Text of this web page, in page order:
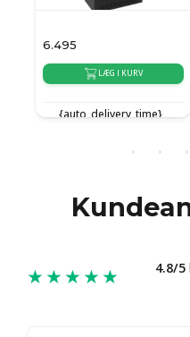
6.495
LÆG I KURV
{auto_delivery_time}
★★★★★ 4.8/5